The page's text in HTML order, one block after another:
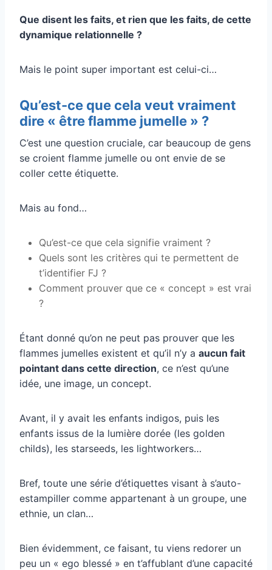
Que disent les faits, et rien que les faits, de cette
dynamique relationnelle ?
Mais le point super important est celui-ci…
Qu’est-ce que cela veut vraiment
dire « être flamme jumelle » ?
C’est une question cruciale, car beaucoup de gens
se croient flamme jumelle ou ont envie de se
coller cette étiquette.
Mais au fond…
Qu’est-ce que cela signifie vraiment ?
Quels sont les critères qui te permettent de
t’identifier FJ ?
Comment prouver que ce « concept » est vrai
?
Étant donné qu’on ne peut pas prouver que les
flammes jumelles existent et qu’il n’y a aucun fait
pointant dans cette direction, ce n’est qu’une
idée, une image, un concept.
Avant, il y avait les enfants indigos, puis les
enfants issus de la lumière dorée (les golden
childs), les starseeds, les lightworkers…
Bref, toute une série d’étiquettes visant à s’auto-
estampiller comme appartenant à un groupe, une
ethnie, un clan…
Bien évidemment, ce faisant, tu viens redorer un
peu un « ego blessé » en t’affublant d’une capacité